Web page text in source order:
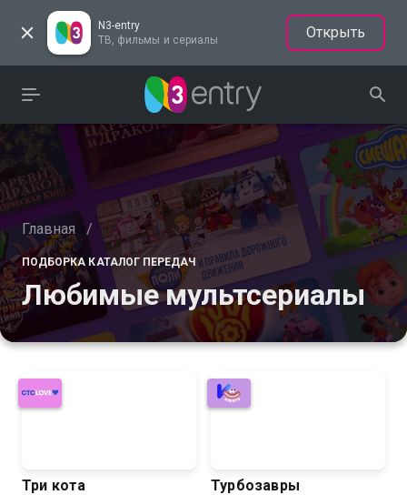
N3-entry
ТВ, фильмы и сериалы
Открыть
Главная /
ПОДБОРКА КАТАЛОГ ПЕРЕДАЧ
Любимые мультсериалы
Три кота Турбозавры